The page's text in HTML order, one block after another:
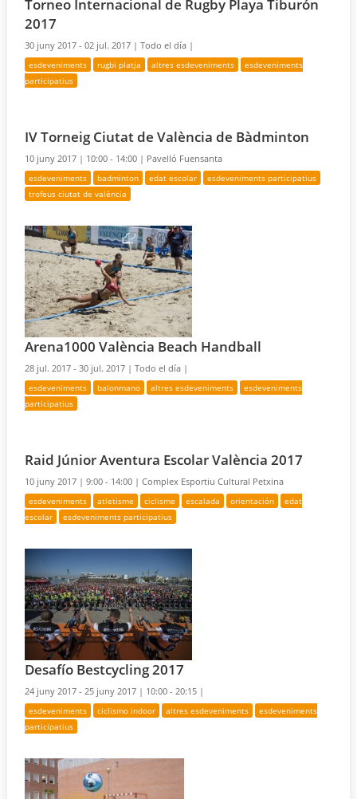
Torneo Internacional de Rugby Playa Tiburón
2017
30 juny 2017 - 02 jul. 2017 |Todo el día |
esdeveniments rugbi platja altres esdeveniments
esdeveniments
participatius
IV Torneig Ciutat de València de Bàdminton
10 juny 2017 | 10:00 - 14:00 | Pavelló Fuensanta
esdeveniments badminton edat escolar
esdeveniments participatius
trofeus ciutat de valència
Arena1000 València Beach Handball
28 jul. 2017 - 30 jul. 2017 |Todo el día |
esdeveniments balonmano altres esdeveniments
esdeveniments
participatius
Raid Júnior Aventura Escolar València 2017
10 juny 2017 |9:00 - 14:00 |Complex Esportiu Cultural Petxina
esdeveniments atletisme ciclisme escalada orientación
edat
escolar
esdeveniments participatius
Desafío Bestcycling 2017
24 juny 2017 - 25 juny 2017 | 10:00 - 20:15 |
esdeveniments ciclismo indoor altres esdeveniments
esdeveniments
participatius